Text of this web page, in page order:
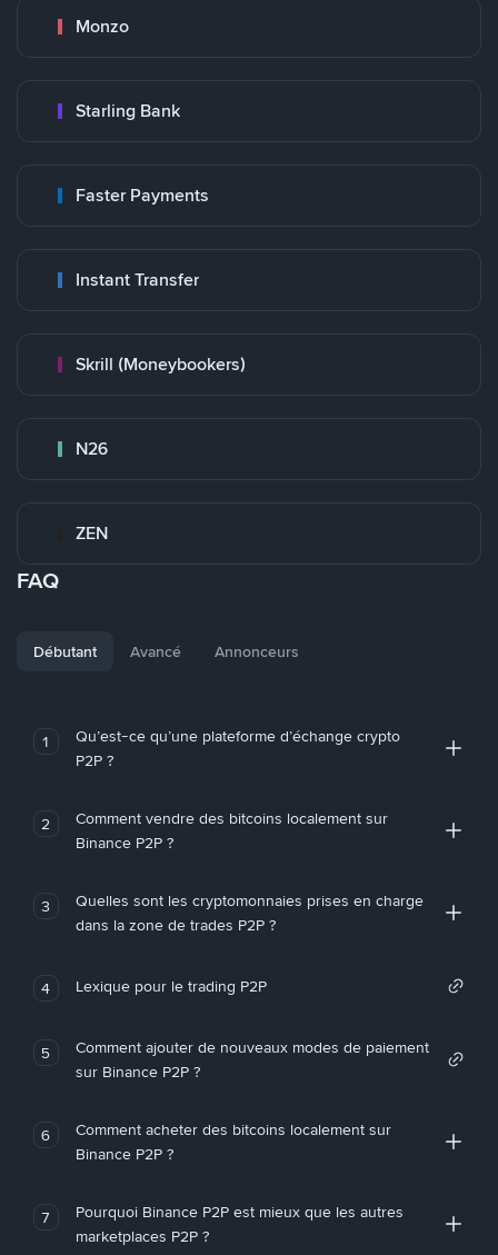
Monzo
Starling Bank
Faster Payments
Instant Transfer
Skrill (Moneybookers)
N26
ZEN
FAQ
Débutant Avancé Annonceurs
1
Qu’est-ce qu’une plateforme d’échange crypto
P2P ?
2
Comment vendre des bitcoins localement sur
Binance P2P ?
3
Quelles sont les cryptomonnaies prises en charge
dans la zone de trades P2P ?
4 Lexique pour le trading P2P
5
Comment ajouter de nouveaux modes de paiement
sur Binance P2P ?
6
Comment acheter des bitcoins localement sur
Binance P2P ?
7
Pourquoi Binance P2P est mieux que les autres
marketplaces P2P ?